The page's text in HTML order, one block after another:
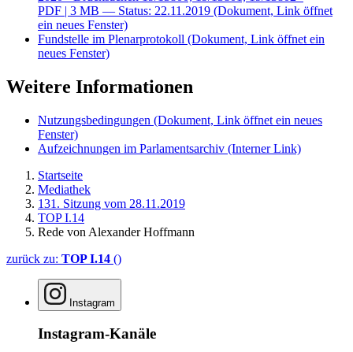
PDF | 3 MB — Status: 22.11.2019 (Dokument, Link öffnet
ein neues Fenster)
Fundstelle im Plenarprotokoll (Dokument, Link öffnet ein
neues Fenster)
Weitere Informationen
Nutzungsbedingungen (Dokument, Link öffnet ein neues
Fenster)
Aufzeichnungen im Parlamentsarchiv (Interner Link)
Startseite
Mediathek
131. Sitzung vom 28.11.2019
TOP I.14
Rede von Alexander Hoffmann
zurück zu: TOP I.14 ()
Instagram
Instagram-Kanäle